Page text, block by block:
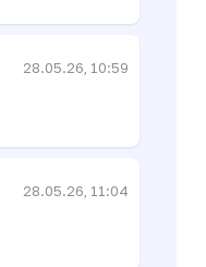
28.05.26, 11:04
28.05.26, 10:59